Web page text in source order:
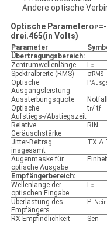
Andere optische
Optische ParameterOP=
drei.465(in Volts)
Parameter
Übertragungsbereich:
Zentrumwellenlänge
Lc
Spektralbreite (RMS)
σRMS
Optische
Ausgangsleistung
P
Aussterbungsquote Notfall
Optische
Aufstiegs-/Abstiegszeit
tr/ tf
Relative
Geräuschstärke
RIN
Jitter-Beitrag
insgesamt
TX Δ
Augenmaske für
optische Ausgabe
Empfängerbereich:
Wellenlänge der
optischen Eingabe
Lc
Überlastung des
Empfängers
P-
RX-Empfindlichkeit Sen